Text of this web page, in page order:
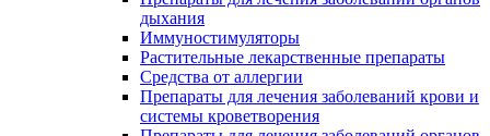
дыхания
Иммуностимуляторы
Растительные лекарственные препараты
Средства от аллергии
Препараты для лечения заболеваний крови и
системы кроветворения